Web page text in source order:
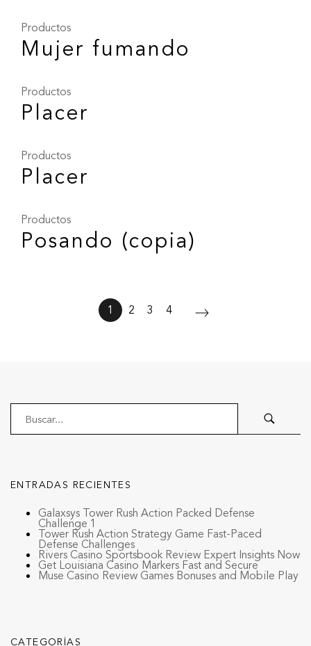
Productos
Mujer fumando
Productos
Placer
Productos
Placer
Productos
Posando (copia)
1 2 3 4
ENTRADAS RECIENTES
Galaxsys Tower Rush Action Packed Defense
Challenge 1
Tower Rush Action Strategy Game Fast-Paced
Defense Challenges
Rivers Casino Sportsbook Review Expert Insights Now
Get Louisiana Casino Markers Fast and Secure
Muse Casino Review Games Bonuses and Mobile Play
CATEGORÍAS